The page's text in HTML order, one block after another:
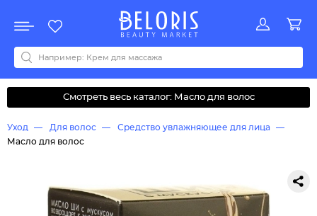
Акции
Все бренды
0-9ABCDEFGHIJKLMNOPQRSTUVWYZАБВДЗИМОКЛНПРСТУФ
Смотреть весь каталог: Масло для волос
Уход Для волос
Средство увлажняющее для лица
Масло для волос